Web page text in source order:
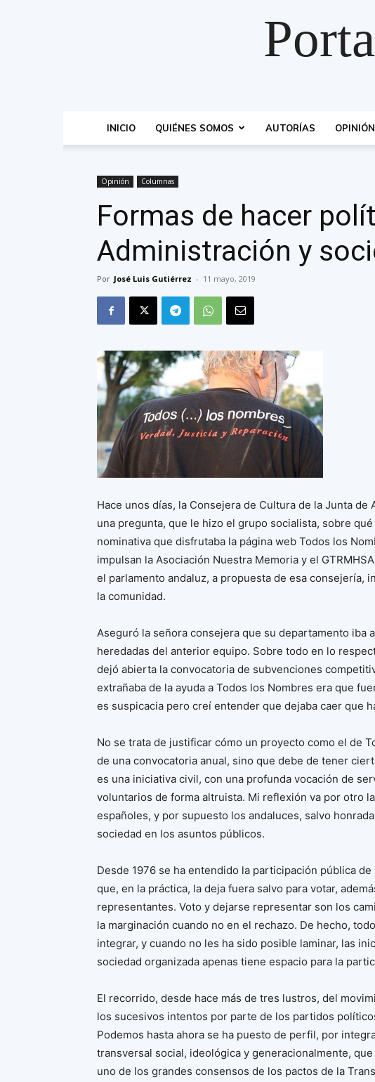
INICIO QUIÉNES SOMOS AUTORÍAS OPINIÓN
Opinión Columnas
Formas de hacer
Administración y
Por José Luis Gutiérrez - 11 mayo, 2019
Hace unos días, la Consejera de Cultura de la Junta
una pregunta, que le hizo el grupo socialista, sobre
nominativa que disfrutaba la página web Todos los
impulsan la Asociación Nuestra Memoria y el
el parlamento andaluz, a propuesta de esa consejería,
la comunidad.
Aseguró la señora consejera que su departamento iba
heredadas del anterior equipo. Sobre todo en lo
dejó abierta la convocatoria de subvenciones
extrañaba de la ayuda a Todos los Nombres era que
es suspicacia pero creí entender que dejaba caer que
No se trata de justificar cómo un proyecto como el de
de una convocatoria anual, sino que debe de tener
es una iniciativa civil, con una profunda vocación de
voluntarios de forma altruista. Mi reflexión va por otro
españoles, y por supuesto los andaluces, salvo
sociedad en los asuntos públicos.
Desde 1976 se ha entendido la participación pública
que, en la práctica, la deja fuera salvo para votar,
representantes. Voto y dejarse representar son los
la marginación cuando no en el rechazo. De hecho,
integrar, y cuando no les ha sido posible laminar, las
sociedad organizada apenas tiene espacio para la
El recorrido, desde hace más de tres lustros, del
los sucesivos intentos por parte de los partidos
Podemos hasta ahora se ha puesto de perfil, por
transversal social, ideológica y generacionalmente,
uno de los grandes consensos de los pactos de la